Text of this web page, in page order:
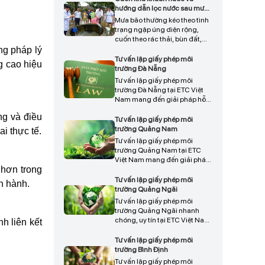
pháp lý
cao hiệu
và điều
thực tế.
trong
hành.
liên kết
chốt để bảo vệ môi trường,
nâng cao chất lượng nông
nghiệp, và đảm bảo phát triển
bền vững trong dài hạn.
hướng dẫn lọc nước sau mưa
bão
Mưa bão thường kéo theo tình
trạng ngập úng diện rộng,
cuốn theo rác thải, bùn đất,
tác nhân gây ô nhiễm khác
vào nguồn nước.
Tư vấn lập giấy phép môi
trường Đà Nẵng
Tư vấn lập giấy phép môi
trường Đà Nẵng tại ETC Việt
Nam mang đến giải pháp hỗ
hồ sơ nhanh chóng, đúng quy
định pháp luật, đảm bảo đầy
đủ thủ tục pháp lý và hạn chế
rủi ro trong quá trình thẩm
định, liên hệ ngay để được tư
vấn chi tiết và triển khai phù
hợp.
Tư vấn lập giấy phép môi
trường Quảng Nam
Tư vấn lập giấy phép môi
trường Quảng Nam tại ETC
Việt Nam mang đến giải pháp
hồ sơ đầy đủ, đúng quy định
pháp luật, đảm bảo quá trình
thẩm định diễn ra thuận lợi và
nhanh chóng, giúp tối ưu thời
gian và hạn chế rủi ro pháp lý,
liên hệ ngay để được tư vấn
chi tiết.
Tư vấn lập giấy phép môi
trường Quảng Ngãi
Tư vấn lập giấy phép môi
trường Quảng Ngãi nhanh
chóng, uy tín tại ETC Việt Nam
hoàn thiện hồ sơ đúng quy
định, rút ngắn thời gian xử lý
và đảm bảo tính pháp lý chặt
Tư vấn lập giấy phép môi
trường Bình Định
Tư vấn lập giấy phép môi